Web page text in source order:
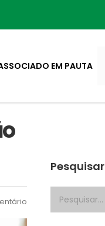
EM PAUTA
Pesquisar